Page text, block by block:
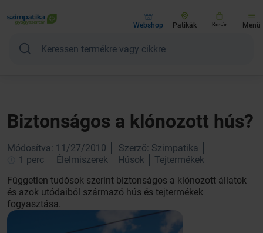
Webshop Patikák Kosár Menü
Biztonságos a klónozott hús?
Módosítva: 11/27/2010
Szerző: Szimpatika
1 perc
Élelmiszerek Húsok
Tejtermékek
Független tudósok szerint biztonságos a klónozott állatok
és azok utódaiból származó hús és tejtermékek
fogyasztása.